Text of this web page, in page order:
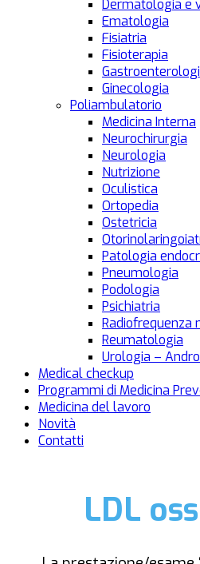
Dermatologia e
Ematologia
Fisiatria
Fisioterapia
Ginecologia
Poliambulatorio
Medicina Interna
Neurochirurgia
Neurologia
Nutrizione
Oculistica
Ortopedia
Ostetricia
Patologia
Pneumologia
Podologia
Psichiatria
Radiofrequenza
Reumatologia
Urologia –
Medical checkup
Programmi di Medicina
Medicina del lavoro
Novità
Contatti
LDL